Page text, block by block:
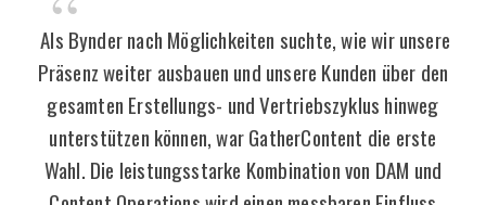
Als Bynder nach Möglichkeiten suchte, wie wir unsere
Präsenz weiter ausbauen und unsere Kunden über den
gesamten Erstellungs- und Vertriebszyklus hinweg
unterstützen können, war GatherContent die erste
Wahl. Die leistungsstarke Kombination von DAM und